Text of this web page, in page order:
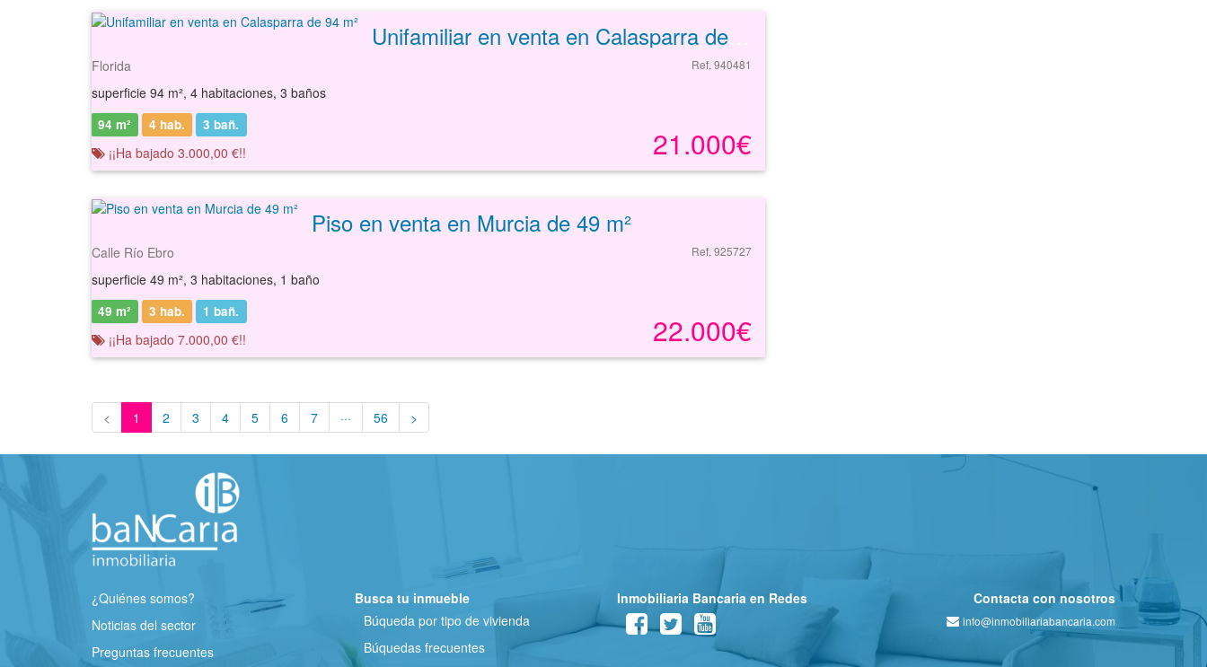
Florida Ref. 940481
superficie 94 m², 4 habitaciones, 3 baños
21.000€
94 m² 4 hab. 3 bañ.
¡¡Ha bajado 3.000,00 €!!
Piso en venta en Murcia de 49 m²
Calle Río Ebro Ref. 925727
superficie 49 m², 3 habitaciones, 1 baño
22.000€
49 m² 3 hab. 1 bañ.
¡¡Ha bajado 7.000,00 €!!
< 1 2 3 4 5 6 7 ··· 56 >
¿Quiénes somos?
Noticias del sector
Preguntas frecuentes
Busca tu inmueble
Búqueda por tipo de vivienda
Búquedas frecuentes
Inmobiliaria Bancaria en Redes Contacta con nosotros
info@inmobiliariabancaria.com